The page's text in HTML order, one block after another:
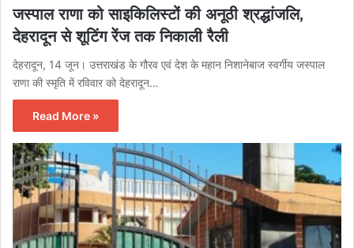
जस्‍पाल राणा को साइकिलिस्टों की अनूठी श्रद्धांजलि,
देहरादून से शूटिंग रेंज तक निकाली रैली
देहरादून, 14 जून। उत्तराखंड के गौरव एवं देश के महान निशानेबाज स्वर्गीय जस्‍पाल
राणा की स्मृति में रविवार को देहरादून…
Read More »